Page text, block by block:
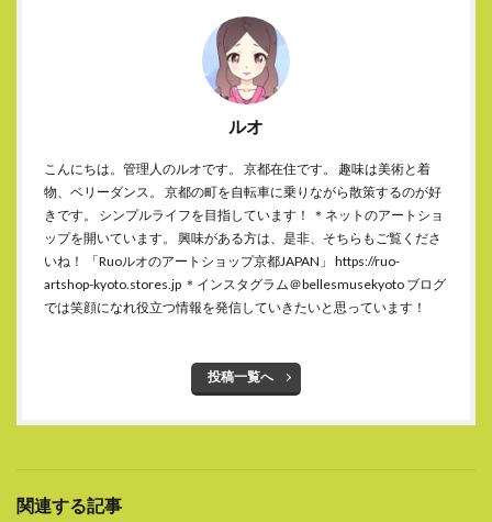
ルオ
こんにちは。管理人のルオです。 京都在住です。 趣味は美術と着
物、ベリーダンス。 京都の町を自転車に乗りながら散策するのが好
きです。 シンプルライフを目指しています！ ＊ネットのアートショ
ップを開いています。 興味がある方は、是非、そちらもご覧くださ
いね！ 「Ruoルオのアートショップ京都JAPAN」 https://ruo-
artshop-kyoto.stores.jp ＊インスタグラム＠bellesmusekyoto ブログ
では笑顔になれ役立つ情報を発信していきたいと思っています！
投稿一覧へ
関連する記事